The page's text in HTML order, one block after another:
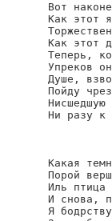
Вот
Как этот
Как этот
Теперь,
Упреков
Душе,
Пойду
Ни разу к
Какая
Порой
Иль птица
И снова,
Я